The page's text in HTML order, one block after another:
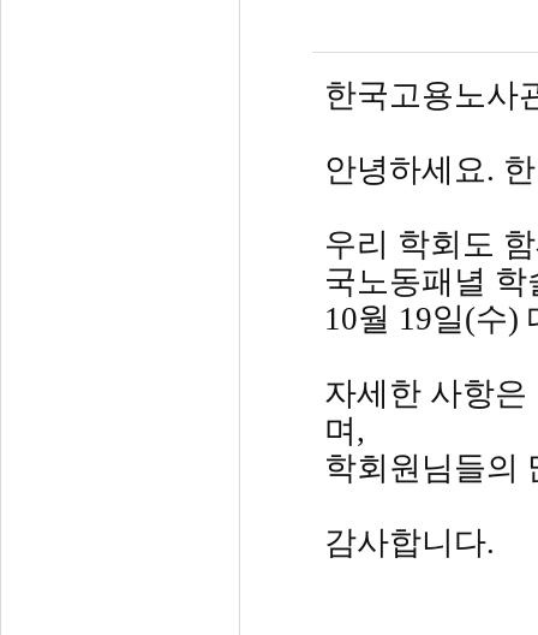
한국고용노사
안녕하세요.
우리 학회도
국노동패녈
10월 19일(수)
자세한 사항
며,
학회원님들의
감사합니다.